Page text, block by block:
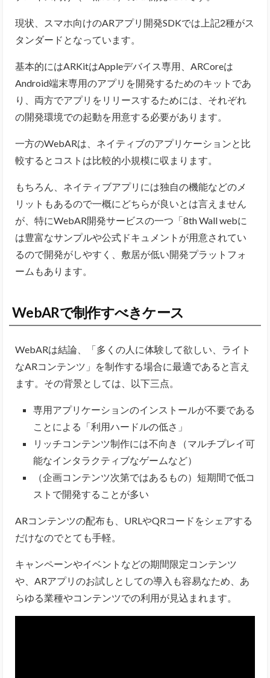
現状、スマホ向けのARアプリ開発SDKでは上記2種がス
タンダードとなっています。
基本的にはARKitはAppleデバイス専用、ARCoreは
Android端末専用のアプリを開発するためのキットであ
り、両方でアプリをリリースするためには、それぞれ
の開発環境での起動を用意する必要があります。
一方のWebARは、ネイティブのアプリケーションと比
較するとコストは比較的小規模に収まります。
もちろん、ネイティブアプリには独自の機能などのメ
リットもあるので一概にどちらが良いとは言えません
が、特にWebAR開発サービスの一つ「8th Wall webに
は豊富なサンプルや公式ドキュメントが用意されてい
るので開発がしやすく、敷居が低い開発プラットフォ
ームもあります。
WebARで制作すべきケース
WebARは結論、「多くの人に体験して欲しい、ライト
なARコンテンツ」を制作する場合に最適であると言え
ます。その背景としては、以下三点。
専用アプリケーションのインストールが不要である
ことによる「利用ハードルの低さ」
リッチコンテンツ制作には不向き（マルチプレイ可
能なインタラクティブなゲームなど）
（企画コンテンツ次第ではあるもの）短期間で低コ
ストで開発することが多い
ARコンテンツの配布も、URLやQRコードをシェアする
だけなのでとても手軽。
キャンペーンやイベントなどの期間限定コンテンツ
や、ARアプリのお試しとしての導入も容易なため、あ
らゆる業種やコンテンツでの利用が見込まれます。